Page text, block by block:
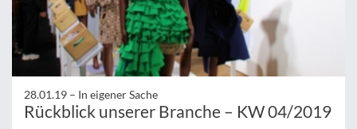
28.01.19 – In eigener Sache
Rückblick unserer Branche – KW 04/2019